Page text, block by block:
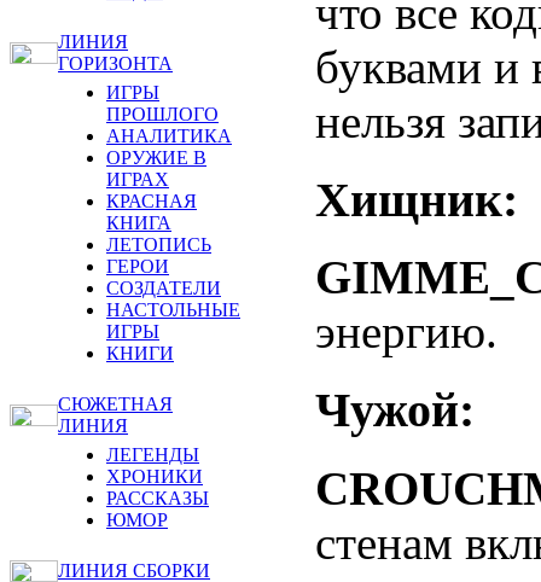
ЛИНИЯ
ГОРИЗОНТА
ИГРЫ
ПРОШЛОГО
АНАЛИТИКА
ОРУЖИЕ В
ИГРАХ
КРАСНАЯ
КНИГА
ЛЕТОПИСЬ
ГЕРОИ
СОЗДАТЕЛИ
НАСТОЛЬНЫЕ
ИГРЫ
КНИГИ
СЮЖЕТНАЯ
ЛИНИЯ
ЛЕГЕНДЫ
ХРОНИКИ
РАССКАЗЫ
ЮМОР
ЛИНИЯ СБОРКИ
что все
буквами и
нельзя
Хищник:
энергию.
Чужой:
стенам